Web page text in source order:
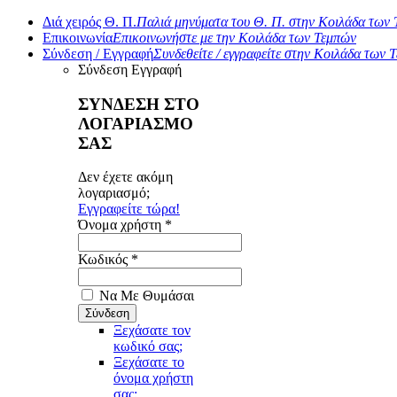
Διά χειρός Θ. Π.Παλιά μηνύματα του Θ. Π. στην Κοιλάδα των
ΕπικοινωνίαΕπικοινωνήστε με την Κοιλάδα των Τεμπών
Σύνδεση / ΕγγραφήΣυνδεθείτε / εγγραφείτε στην Κοιλάδα των
Σύνδεση Εγγραφή
ΣΥΝΔΕΣΗ ΣΤΟ
ΛΟΓΑΡΙΑΣΜΟ
ΣΑΣ
Δεν έχετε ακόμη
λογαριασμό;
Εγγραφείτε τώρα!
Όνομα χρήστη *
Κωδικός *
Να Με Θυμάσαι
Ξεχάσατε τον
κωδικό σας;
Ξεχάσατε το
όνομα χρήστη